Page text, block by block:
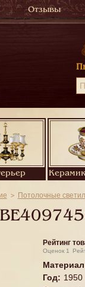
Отзывы
Потолочные
Рейтинг
Оценок 1
Материал
Год: 1950